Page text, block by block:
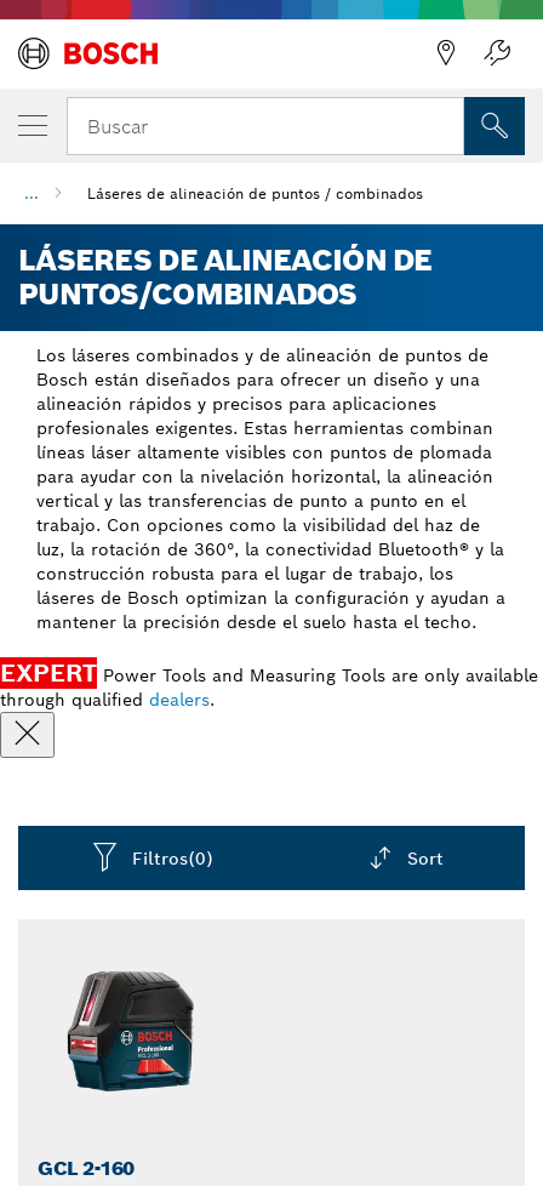
Buscar
... Láseres de alineación de puntos / combinados
LÁSERES DE ALINEACIÓN DE
PUNTOS/COMBINADOS
Los láseres combinados y de alineación de puntos de
Bosch están diseñados para ofrecer un diseño y una
alineación rápidos y precisos para aplicaciones
profesionales exigentes. Estas herramientas combinan
líneas láser altamente visibles con puntos de plomada
para ayudar con la nivelación horizontal, la alineación
vertical y las transferencias de punto a punto en el
trabajo. Con opciones como la visibilidad del haz de
luz, la rotación de 360°, la conectividad Bluetooth® y la
construcción robusta para el lugar de trabajo, los
láseres de Bosch optimizan la configuración y ayudan a
mantener la precisión desde el suelo hasta el techo.
EXPERT Power Tools and Measuring Tools are only available
through qualified dealers.
Filtros(0) Sort
GCL 2-160